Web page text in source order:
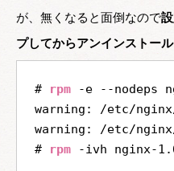
が、無くなると面倒なので
プしてからアンインストール
# rpm -e --nodeps
warning: /etc/
warning: /etc/
# rpm